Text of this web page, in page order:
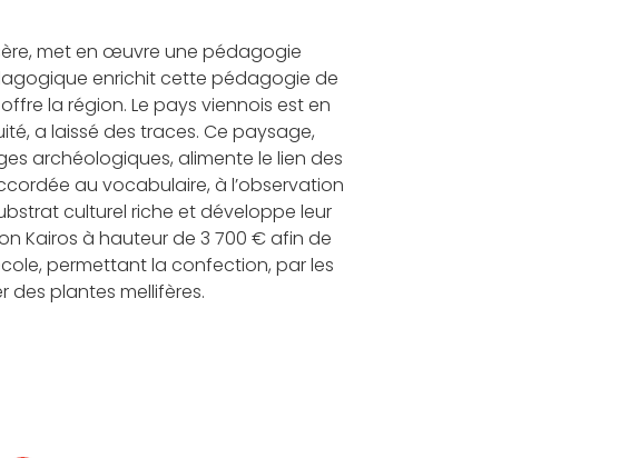
met en œuvre une pédagogie
enrichit cette pédagogie de
la région. Le pays viennois est en
a laissé des traces. Ce paysage,
archéologiques, alimente le lien des
au vocabulaire, à l’observation
culturel riche et développe leur
Kairos à hauteur de 3 700 € afin de
permettant la confection, par les
des plantes mellifères.